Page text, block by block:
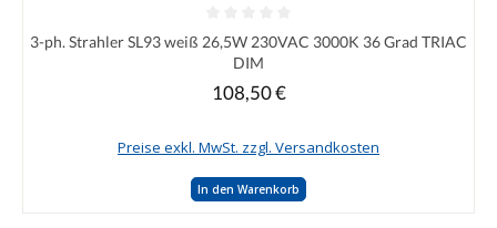
Durchschnittliche Bewertung von 0 von 5 Sternen
3-ph. Strahler SL93 weiß 26,5W 230VAC 3000K 36 Grad TRIAC
DIM
Regulärer Preis:
108,50 €
Preise exkl. MwSt. zzgl. Versandkosten
In den Warenkorb